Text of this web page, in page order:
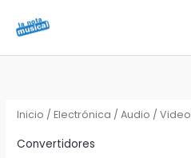
Inicio /Electrónica / Audio / Video
Convertidores